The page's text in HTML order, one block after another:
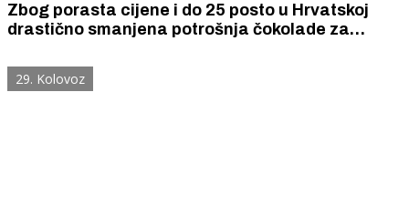
Zbog porasta cijene i do 25 posto u Hrvatskoj
drastično smanjena potrošnja čokolade za
koji je pojeftinio za 23 posto.
29. Kolovoz